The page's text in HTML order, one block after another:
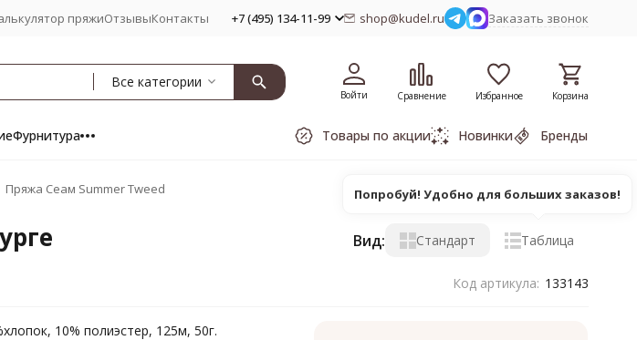
пряжиОтзывыКонтакты +7 (495) 134-11-99 shop@kudel.ru Заказать звонок
Все категории
Войти Сравнение Избранное Корзина
Фурнитура Товары по акции Новинки Бренды
Пряжа Сеам Summer Tweed
Вид: Стандарт Таблица
Код артикула: 133143
10% полиэстер, 125м, 50г.
Попробуй! Удобно для больших заказов!